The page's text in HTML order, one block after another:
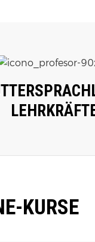
KURSE